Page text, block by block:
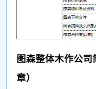
图森整体木作公
章）